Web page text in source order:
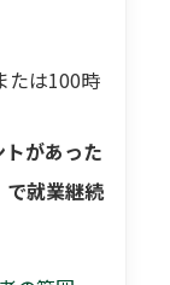
たは100時
があった
で就業継続